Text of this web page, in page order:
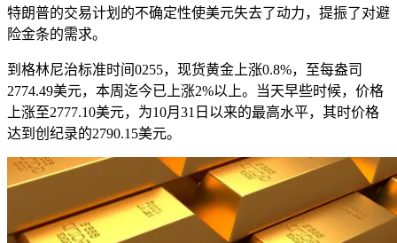
特朗普的交易计划的不确定性使美元失去了动力，提振了对避
险金条的需求。
到格林尼治标准时间0255，现货黄金上涨0.8%，至每盎司
2774.49美元，本周迄今已上涨2%以上。当天早些时候，价格
上涨至2777.10美元，为10月31日以来的最高水平，其时价格
达到创纪录的2790.15美元。